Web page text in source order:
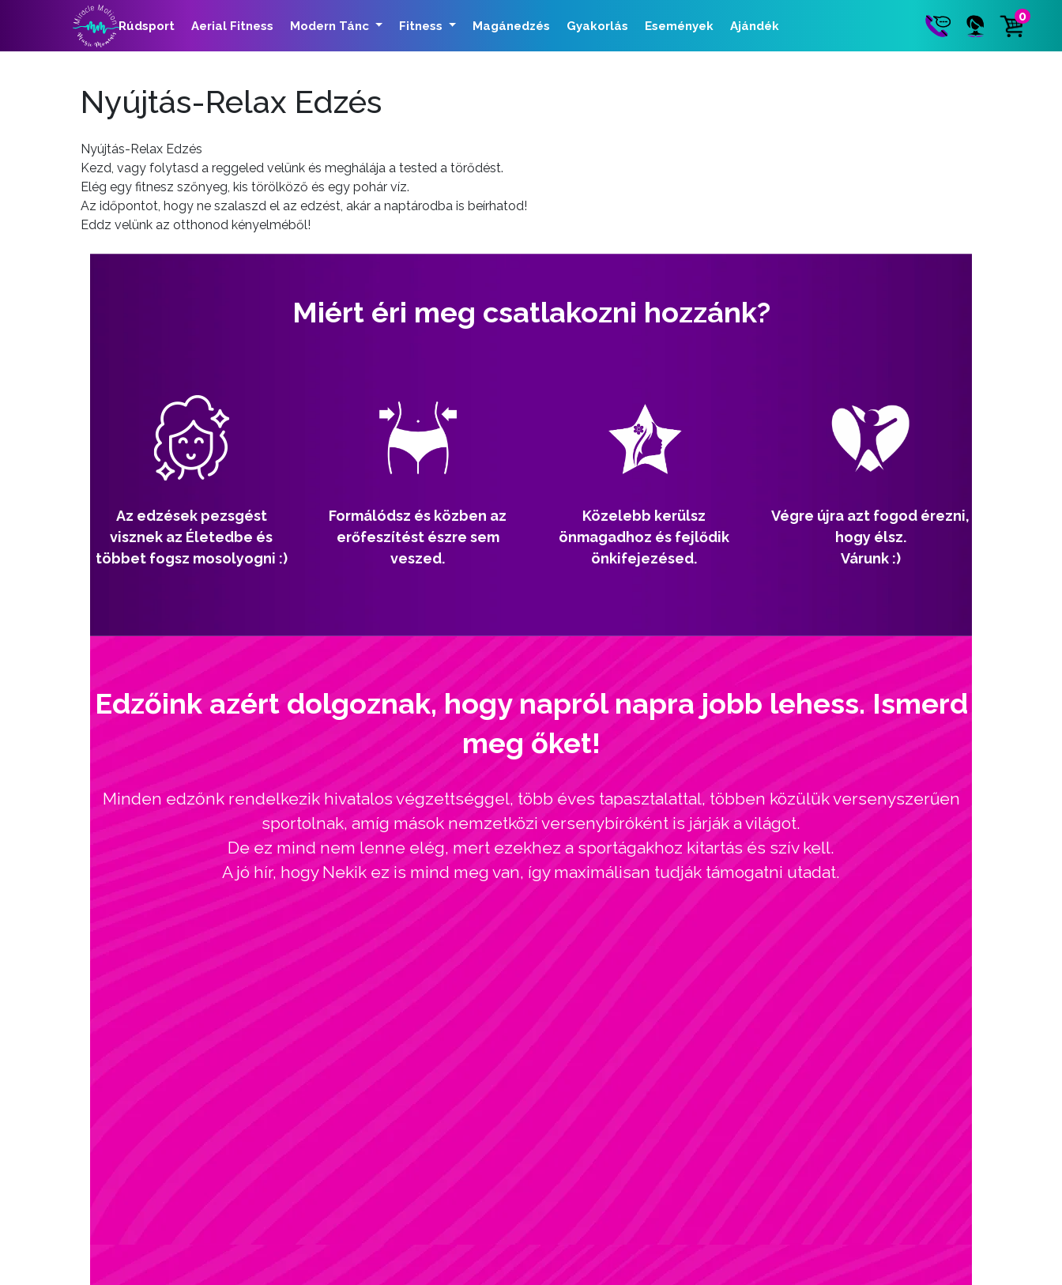
Rúdsport Aerial Fitness Modern Tánc Fitness Magánedzés Gyakorlás Események Ajándék
0
Nyújtás-Relax Edzés
Nyújtás-Relax Edzés
Kezd, vagy folytasd a reggeled velünk és meghálája a tested a törődést.
Elég egy fitnesz szőnyeg, kis törölköző és egy pohár víz.
Az időpontot, hogy ne szalaszd el az edzést, akár a naptárodba is beírhatod!
Eddz velünk az otthonod kényelméből!
Miért éri meg csatlakozni hozzánk?
Az edzések pezsgést
visznek az Életedbe és
többet fogsz mosolyogni :)
Formálódsz és közben az
erőfeszítést észre sem
veszed.
Közelebb kerülsz
önmagadhoz és fejlődik
önkifejezésed.
Végre újra azt fogod érezni,
hogy élsz.
Várunk :)
Edzőink azért dolgoznak, hogy napról napra jobb lehess. Ismerd
meg őket!
Minden edzőnk rendelkezik hivatalos végzettséggel, több éves tapasztalattal, többen közülük versenyszerűen
sportolnak, amíg mások nemzetközi versenybíróként is járják a világot.
De ez mind nem lenne elég, mert ezekhez a sportágakhoz kitartás és szív kell.
A jó hír, hogy Nekik ez is mind meg van, így maximálisan tudják támogatni utadat.